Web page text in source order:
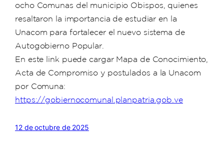
ocho Comunas del municipio Obispos, quienes
resaltaron la importancia de estudiar en la
Unacom para fortalecer el nuevo sistema de
Autogobierno Popular.
En este link puede cargar Mapa de Conocimiento,
Acta de Compromiso y postulados a la Unacom
por Comuna:
https://gobiernocomunal.planpatria.gob.ve
12 de octubre de 2025